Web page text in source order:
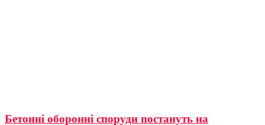
Бетонні оборонні споруди постануть на